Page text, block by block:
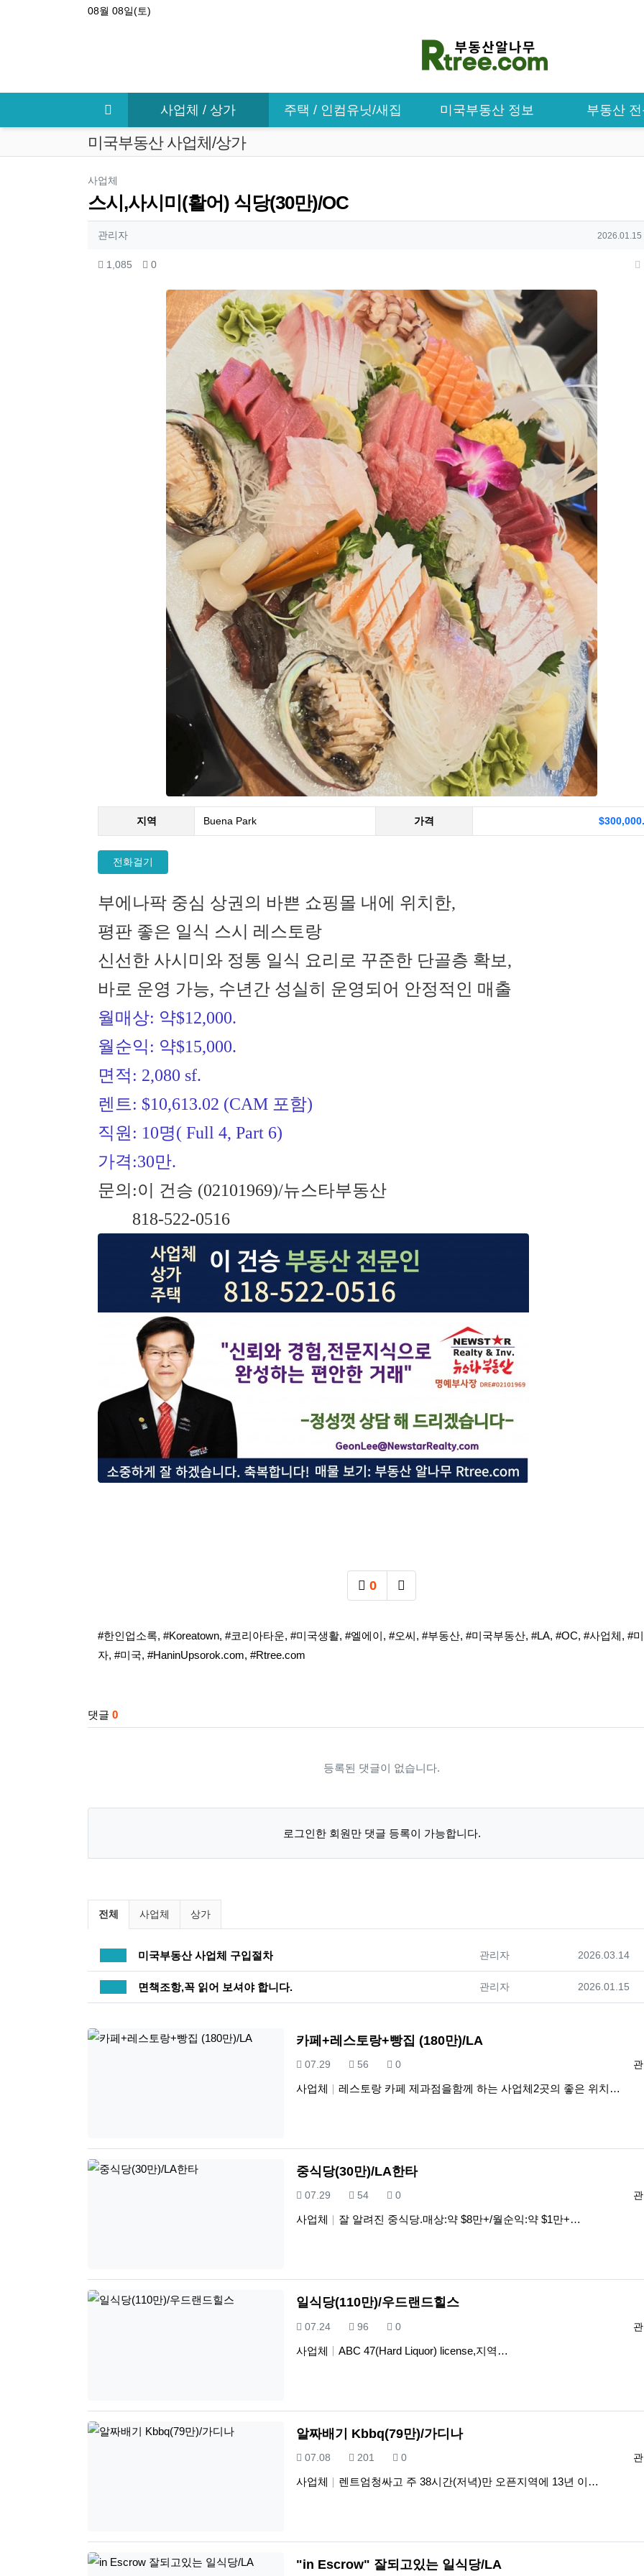
08월 08일(토)
사업체 / 상가 주택 / 인컴유닛/새집 미국부동산 정보 부동산
미국부동산 사업체/상가
사업체
스시,사시미(활어) 식당(30만)/OC
작성자 정보
관리자작성 작성일
2026.01.15
컨텐츠 정보
1,085 조회0추천
지역 Buena Park 가격
전화걸기
부에나팍 중심 상권의 바쁜 쇼핑몰 내에 위치한,
평판 좋은 일식 스시 레스토랑
신선한 사시미와 정통 일식 요리로 꾸준한 단골층 확보,
바로 운영 가능, 수년간 성실히 운영되어 안정적인 매출
월매상: 약$12,000.
월순익: 약$15,000.
면적: 2,080 sf.
렌트: $10,613.02 (CAM 포함)
직원: 10명( Full 4, Part 6)
가격:30만.
문의:이 건승 (02101969)/뉴스타부동산
818-522-0516
0
추천 SNS 공유
태그
#한인업소록, #Koreatown, #코리아타운, #미국생활, #엘에이, #오씨, #부동산, #미국부동산, #LA, #OC, #사업체, #
자, #미국, #HaninUpsorok.com, #Rtree.com
댓글 0
등록된 댓글이 없습니다.
로그인한 회원만 댓글 등록이 가능합니다.
미국부동산 사업체/상가 분류 목록
전체 사업체 상가
공지사항
미국부동산 사업체 구입절차 등록자
관리자 등록일
2026.03.14
공지사항
면책조항,꼭 읽어 보셔야 합니다. 등록자
관리자 등록일
2026.01.15
카페+레스토랑+빵집 (180만)/LA
등록일
07.29 조회
56 추천
0
사업체 레스토랑 카페 제과점을함께 하는 사업체2곳의 좋은 위치…
중식당(30만)/LA한타
등록일
07.29 조회
54 추천
0
사업체 잘 알려진 중식당.매상:약 $8만+/월순익:약 $1만+…
일식당(110만)/우드랜드힐스
등록일
07.24 조회
96 추천
0
사업체 ABC 47(Hard Liquor) license,지역…
알짜배기 Kbbq(79만)/가디나
등록일
07.08 조회
201 추천
0
사업체 렌트엄청싸고 주 38시간(저녁)만 오픈지역에 13년 이…
"in Escrow" 잘되고있는 일식당/LA